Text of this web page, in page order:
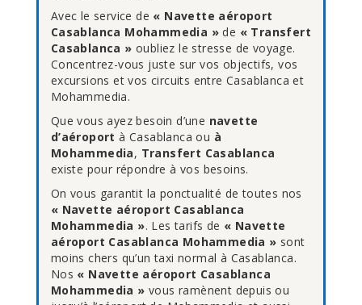
Avec le service de « Navette aéroport
Casablanca Mohammedia » de « Transfert
Casablanca » oubliez le stresse de voyage.
Concentrez-vous juste sur vos objectifs, vos
excursions et vos circuits entre Casablanca et
Mohammedia.
Que vous ayez besoin d’une navette
d’aéroport à Casablanca ou à
Mohammedia, Transfert Casablanca
existe pour répondre à vos besoins.
On vous garantit la ponctualité de toutes nos
« Navette aéroport Casablanca
Mohammedia ». Les tarifs de « Navette
aéroport Casablanca Mohammedia » sont
moins chers qu’un taxi normal à Casablanca.
Nos « Navette aéroport Casablanca
Mohammedia » vous ramènent depuis ou